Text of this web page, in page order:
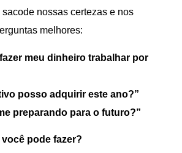
nossas certezas e nos
melhores:
meu dinheiro trabalhar por
posso adquirir este ano?”
preparando para o futuro?”
você pode fazer?